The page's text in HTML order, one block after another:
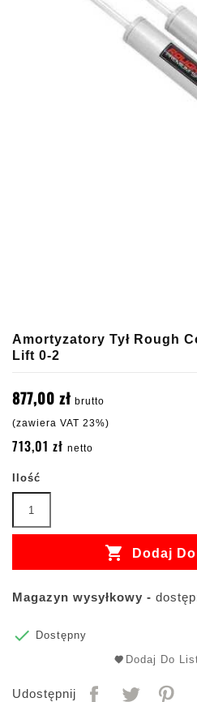
Amortyzatory Tył Rough
Lift 0-2
877,00 zł brutto
(zawiera VAT 23%)
713,01 zł netto
Ilość
 Dodaj
Magazyn wysyłkowy -

Dostępny
Dodaj Do
Udostępnij